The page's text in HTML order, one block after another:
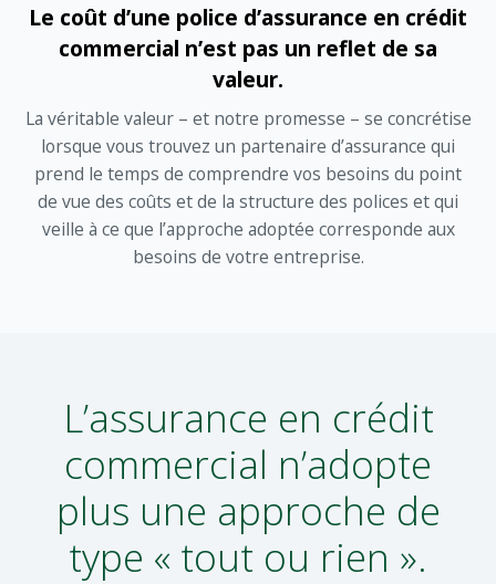
Le coût d’une police d’assurance en crédit
commercial n’est pas un reflet de sa
valeur.
La véritable valeur – et notre promesse – se concrétise
lorsque vous trouvez un partenaire d’assurance qui
prend le temps de comprendre vos besoins du point
de vue des coûts et de la structure des polices et qui
veille à ce que l’approche adoptée corresponde aux
besoins de votre entreprise.
L’assurance en crédit
commercial n’adopte
plus une approche de
type « tout ou rien ».